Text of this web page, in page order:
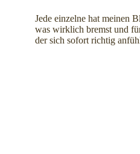
Jede einzelne hat meinen
was wirklich bremst und
der sich sofort richtig